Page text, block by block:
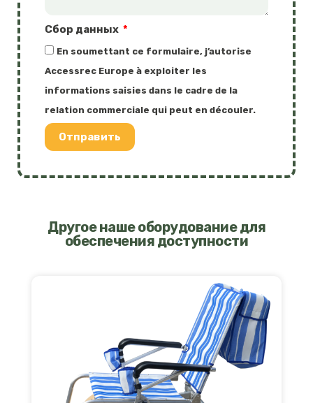
Сбор данных
En soumettant ce formulaire, j’autorise
Accessrec Europe à exploiter les
informations saisies dans le cadre de la
relation commerciale qui peut en découler.
Отправить
Другое наше оборудование для
обеспечения доступности